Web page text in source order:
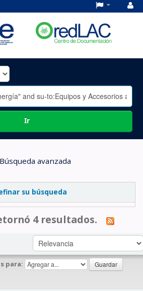
Ir
Búsqueda avanzada
su búsqueda
4 resultados.
para: